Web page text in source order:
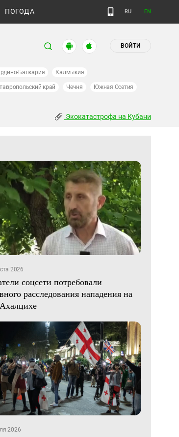
ПОГОДА RU EN
ВОЙТИ
Балкария Калмыкия
край Чечня Южная Осетия
Экокатастрофа на Кубани
2026
соцсети потребовали
расследования нападения на
2026